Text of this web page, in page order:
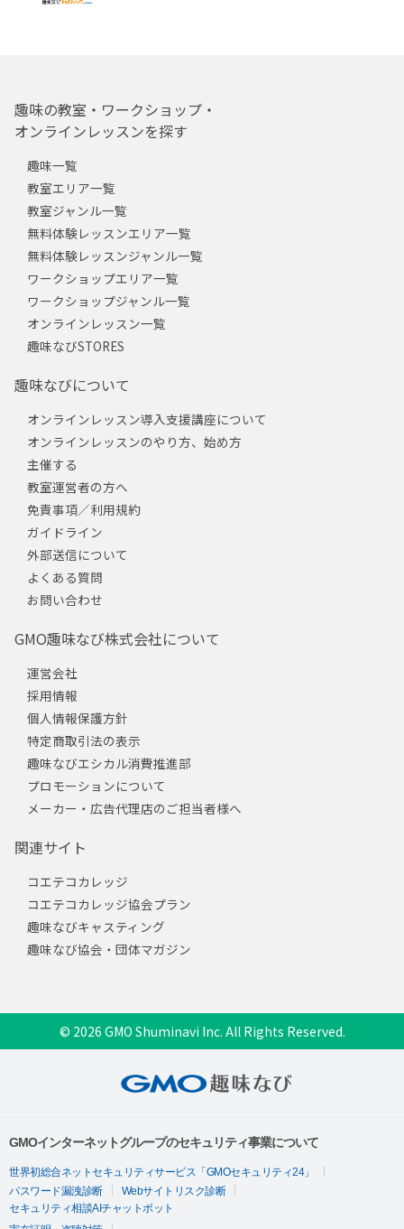
趣味の教室・ワークショップ・
オンラインレッスンを探す
趣味一覧
教室エリア一覧
教室ジャンル一覧
無料体験レッスンエリア一覧
無料体験レッスンジャンル一覧
ワークショップエリア一覧
ワークショップジャンル一覧
オンラインレッスン一覧
趣味なびSTORES
趣味なびについて
オンラインレッスン導入支援講座について
オンラインレッスンのやり方、始め方
主催する
教室運営者の方へ
免責事項／利用規約
ガイドライン
外部送信について
よくある質問
お問い合わせ
GMO趣味なび株式会社について
運営会社
採用情報
個人情報保護方針
特定商取引法の表示
趣味なびエシカル消費推進部
プロモーションについて
メーカー・広告代理店のご担当者様へ
関連サイト
コエテコカレッジ
コエテコカレッジ協会プラン
趣味なびキャスティング
趣味なび協会・団体マガジン
© 2026 GMO Shuminavi Inc. All Rights Reserved.